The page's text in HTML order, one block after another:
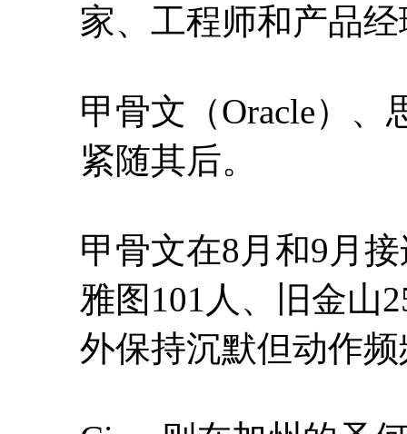
家、工程师和产品
甲骨文（Oracle）、
紧随其后。
甲骨文在8月和9月
雅图101人、旧金山
外保持沉默但动作